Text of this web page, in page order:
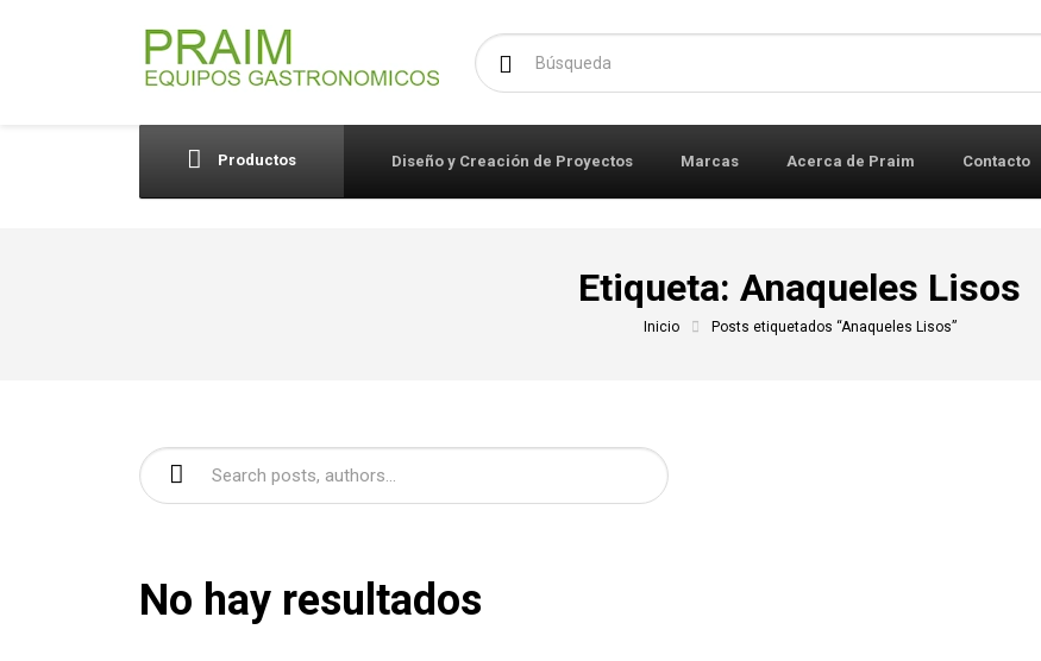
Buscar:
Productos Diseño y Creación de Proyectos Marcas Acerca de Praim Contacto
Etiqueta: Anaqueles Lisos
Inicio Posts etiquetados “Anaqueles Lisos”
Buscar:
No hay resultados